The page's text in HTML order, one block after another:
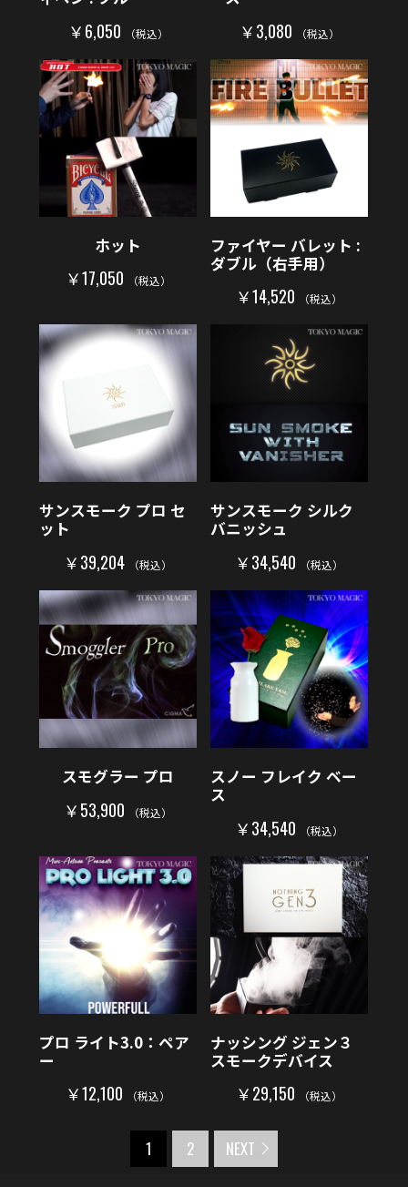
￥6,050 （税込） ￥3,080 （税込）
ホット
￥17,050 （税込）
ファイヤー バレット :
ダブル（右手用）
￥14,520 （税込）
サンスモーク プロ セ
ット
￥39,204 （税込）
サンスモーク シルク
バニッシュ
￥34,540 （税込）
スモグラー プロ
￥53,900 （税込）
スノー フレイク ベー
ス
￥34,540 （税込）
プロ ライト3.0：ペア
ー
￥12,100 （税込）
ナッシング ジェン３
スモークデバイス
￥29,150 （税込）
1 2 NEXT